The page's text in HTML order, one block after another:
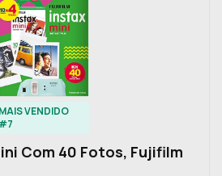
MAIS VENDIDO
#7
Com 40 Fotos, Fujifilm